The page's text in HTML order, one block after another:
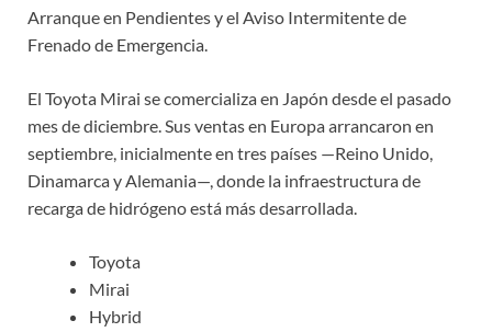
Arranque en Pendientes y el Aviso Intermitente de
Frenado de Emergencia.
El Toyota Mirai se comercializa en Japón desde el pasado
mes de diciembre. Sus ventas en Europa arrancaron en
septiembre, inicialmente en tres países —Reino Unido,
Dinamarca y Alemania—, donde la infraestructura de
recarga de hidrógeno está más desarrollada.
Toyota
Mirai
Hybrid